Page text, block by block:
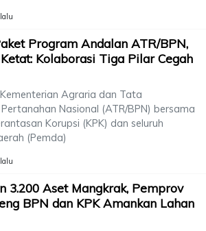
Program Andalan ATR/BPN,
Kolaborasi Tiga Pilar Cegah
Agraria dan Tata
Nasional (ATR/BPN) bersama
Korupsi (KPK) dan seluruh
(Pemda)
3.200 Aset Mangkrak, Pemprov
BPN dan KPK Amankan Lahan